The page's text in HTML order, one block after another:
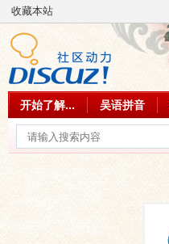
收藏本站
开始了解... 吴语拼音